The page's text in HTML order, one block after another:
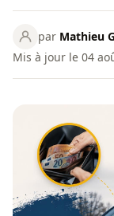
par Mathieu
Mis à jour le 04